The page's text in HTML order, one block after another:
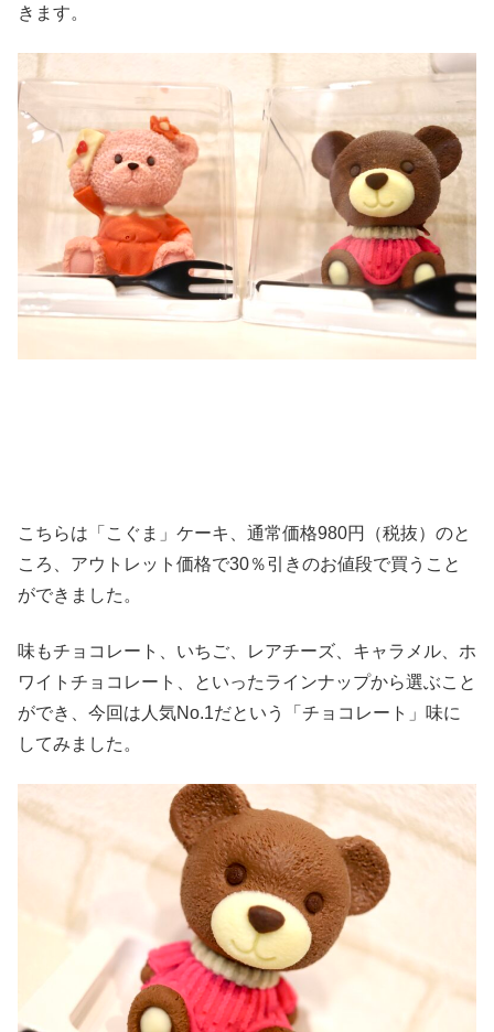
きます。
こちらは「こぐま」ケーキ、通常価格980円（税抜）のと
ころ、アウトレット価格で30％引きのお値段で買うこと
ができました。
味もチョコレート、いちご、レアチーズ、キャラメル、ホ
ワイトチョコレート、といったラインナップから選ぶこと
ができ、今回は人気No.1だという「チョコレート」味に
してみました。